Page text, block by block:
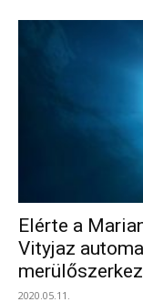
Elérte a
Vityjaz
2020.05.11.